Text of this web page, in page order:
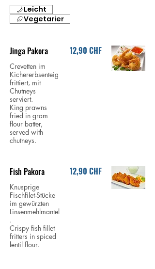
Leicht
Vegetarier
Jinga Pakora
Crevetten im
Kichererbsenteig
frittiert, mit
Chutneys
serviert.
King prawns
fried in gram
flour batter,
served with
chutneys.
12,90 CHF
Fish Pakora
Knusprige
Fischfilet-Stücke
im gewürzten
Linsenmehlmantel
.
Crispy fish fillet
fritters in spiced
lentil flour.
12,90 CHF